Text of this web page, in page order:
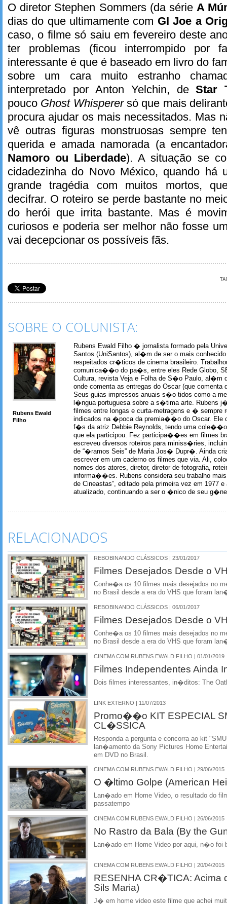
O diretor Stephen Sommers (da série A
dias do que ultimamente com GI Joe a
caso, o filme só saiu em fevereiro deste
ter problemas (ficou interrompido por
interessante é que é baseado em livro do
sobre um cara muito estranho
interpretado por Anton Yelchin, deStar
pouco Ghost Whisperersó que mais
procura ajudar os mais necessitados. Mas
vê outras figuras monstruosas sempre
querida e amada namorada (a
Namoro ou Liberdade). A situação se
cidadezinha do Novo México, quando há
grande tragédia com muitos mortos,
decifrar. O roteiro se perde bastante no
do herói que irrita bastante. Mas é
curiosos e poderia ser melhor não fosse
vai decepcionar os possíveis fãs.
SOBRE O COLUNISTA:
Rubens Ewald
Filho
Rubens Ewald Filho � jornalista formado pela
Santos (UniSantos), al�m de ser o mais
respeitados cr�ticos de cinema brasileiro.
comunica��o do pa�s, entre eles Rede Globo,
Cultura, revista Veja e Folha de S�o Paulo, al�m
onde comenta as entregas do Oscar (que comenta
Seus guias impressos anuais s�o tidos como a
l�ngua portuguesa sobre a s�tima arte. Rubens
filmes entre longas e curta-metragens e � sempre
indicados na �poca da premia��o do Oscar. Ele
f�s da atriz Debbie Reynolds, tendo uma
que ela participou. Fez participa��es em filmes
escreveu diversos roteiros para miniss�ries,
de “�ramos Seis” de Maria Jos� Dupr�. Ainda
escrever em um caderno os filmes que via. Ali,
nomes dos atores, diretor, diretor de fotografia,
informa��es. Rubens considera seu trabalho
de Cineastas”, editado pela primeira vez em 1977 e
atualizado, continuando a ser o �nico de seu
RELACIONADOS
REBOBINANDO CLÁSSICOS | 23/01/2017
Filmes Desejados Desde o
Conhe�a os 10 filmes mais desejados no
no Brasil desde a era do VHS que foram
REBOBINANDO CLÁSSICOS | 06/01/2017
Filmes Desejados Desde o
Conhe�a os 10 filmes mais desejados no
no Brasil desde a era do VHS que foram
CINEMA COM RUBENS EWALD FILHO | 01/01/2019
Filmes Independentes Ainda
Dois filmes interessantes, in�ditos: The
LINK EXTERNO | 11/07/2013
Promo��o KIT ESPECIAL
CL�SSICA
Responda a pergunta e concorra ao kit
lan�amento da Sony Pictures Home
em DVD no Brasil.
CINEMA COM RUBENS EWALD FILHO | 29/06/2015
O �ltimo Golpe (American
Lan�ado em Home Video, o resultado do
passatempo
CINEMA COM RUBENS EWALD FILHO | 26/06/2015
No Rastro da Bala (By the
Lan�ado em Home Video por aqui, n�o foi
CINEMA COM RUBENS EWALD FILHO | 20/04/2015
RESENHA CR�TICA: Acima
Sils Maria)
J� em home video este filme que achei